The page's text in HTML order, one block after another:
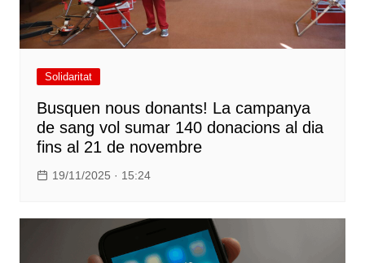
Solidaritat
Busquen nous donants! La campanya
de sang vol sumar 140 donacions al dia
fins al 21 de novembre
19/11/2025 · 15:24